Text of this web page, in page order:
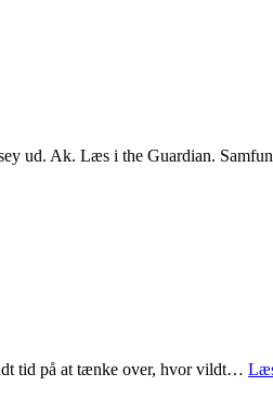
ud. Ak. Læs i the Guardian.
tid på at tænke over, hvor vildt…